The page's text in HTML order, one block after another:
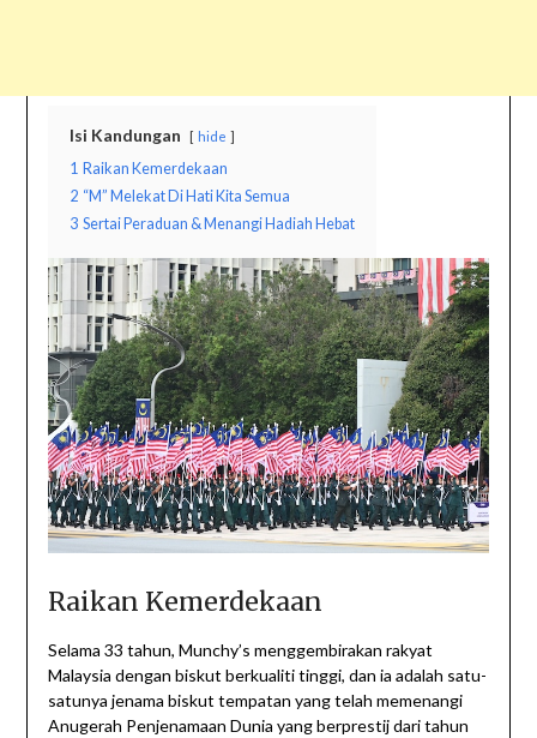
Isi Kandungan hide
1 Raikan Kemerdekaan
2 “M” Melekat Di Hati Kita Semua
3 Sertai Peraduan & Menangi Hadiah Hebat
Raikan Kemerdekaan
Selama 33 tahun, Munchy’s menggembirakan rakyat
Malaysia dengan biskut berkualiti tinggi, dan ia adalah satu-
satunya jenama biskut tempatan yang telah memenangi
Anugerah Penjenamaan Dunia yang berprestij dari tahun